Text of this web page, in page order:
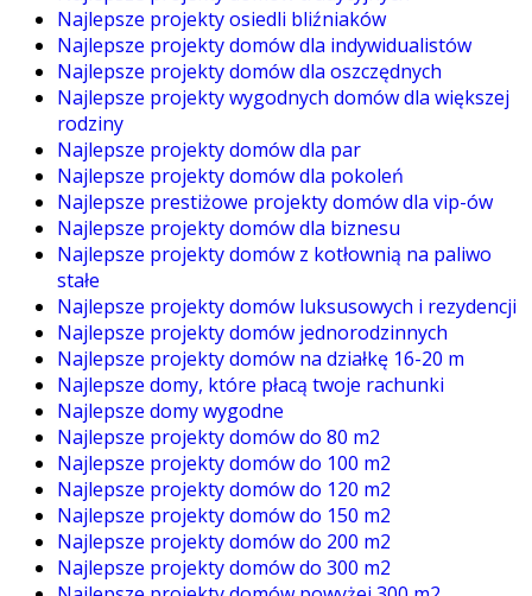
Najlepsze projekty osiedli bliźniaków
Najlepsze projekty domów dla indywidualistów
Najlepsze projekty domów dla oszczędnych
Najlepsze projekty wygodnych domów dla większej
rodziny
Najlepsze projekty domów dla par
Najlepsze projekty domów dla pokoleń
Najlepsze prestiżowe projekty domów dla vip-ów
Najlepsze projekty domów dla biznesu
Najlepsze projekty domów z kotłownią na paliwo
stałe
Najlepsze projekty domów luksusowych i rezydencji
Najlepsze projekty domów jednorodzinnych
Najlepsze projekty domów na działkę 16-20 m
Najlepsze domy, które płacą twoje rachunki
Najlepsze domy wygodne
Najlepsze projekty domów do 80 m2
Najlepsze projekty domów do 100 m2
Najlepsze projekty domów do 120 m2
Najlepsze projekty domów do 150 m2
Najlepsze projekty domów do 200 m2
Najlepsze projekty domów do 300 m2